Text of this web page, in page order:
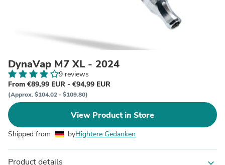
DynaVap M7 XL - 2024
9 reviews
From €89,99 EUR - €94,99 EUR
(Approx. $104.02 - $109.80)
View Product in Store
Shipped from byHightere Gedanken
Product details